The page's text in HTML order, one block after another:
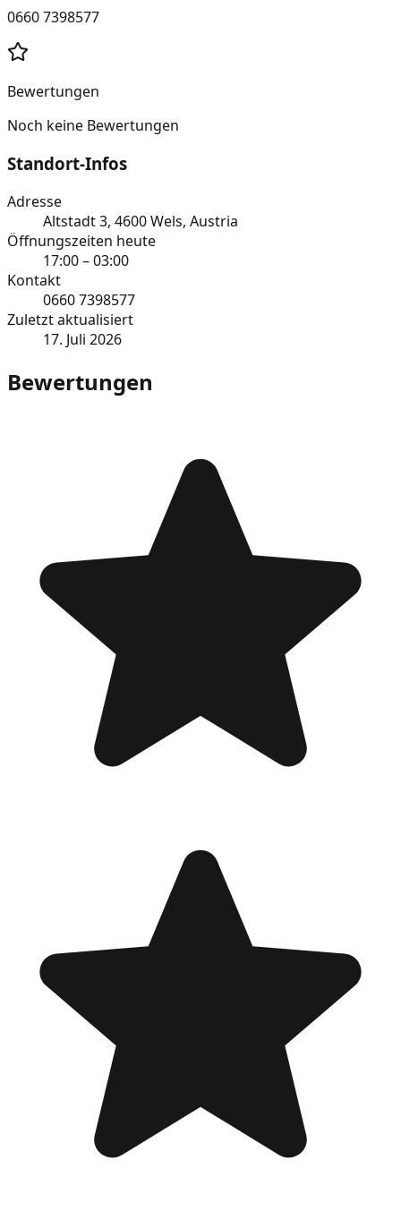
0660 7398577
Bewertungen
Noch keine Bewertungen
Standort-Infos
Adresse
Altstadt 3, 4600 Wels, Austria
Öffnungszeiten heute
17:00 – 03:00
Kontakt
0660 7398577
Zuletzt aktualisiert
17. Juli 2026
Bewertungen